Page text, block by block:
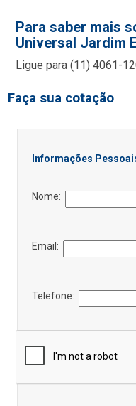
Para saber mais
Universal Jardim
Ligue para(11) 4061-
Faça sua cotação
Informações
Nome:
Email:
Telefone: